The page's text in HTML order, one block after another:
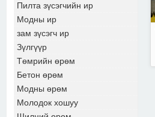
Пилта зүсэгчийн ир
Модны ир
зам зүсэгч ир
Зүлгүүр
Төмрийн өрөм
Бетон өрөм
Модны өрөм
Молодок хошуу